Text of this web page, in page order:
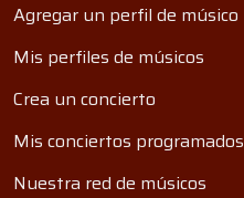
Agregar un perfil de músico
Mis perfiles de músicos
Crea un concierto
Mis conciertos programados
Nuestra red de músicos